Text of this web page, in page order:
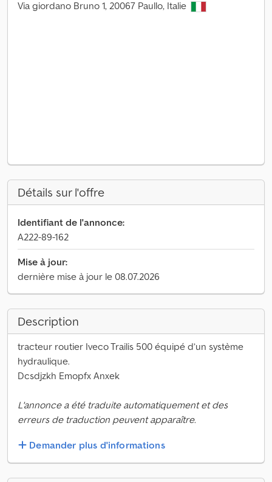
Via giordano Bruno 1, 20067 Paullo, Italie
Détails sur l'offre
Identifiant de l'annonce:
A222-89-162
Mise à jour:
dernière mise à jour le 08.07.2026
Description
tracteur routier Iveco Trailis 500 équipé d’un système
hydraulique.
Dcsdjzkh Emopfx Anxek
L'annonce a été traduite automatiquement et des
erreurs de traduction peuvent apparaître.
Demander plus d'informations